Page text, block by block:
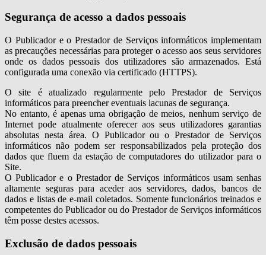
Segurança de acesso a dados pessoais
O Publicador e o Prestador de Serviços informáticos implementam
as precauções necessárias para proteger o acesso aos seus servidores
onde os dados pessoais dos utilizadores são armazenados. Está
configurada uma conexão via certificado (HTTPS).
O site é atualizado regularmente pelo Prestador de Serviços
informáticos para preencher eventuais lacunas de segurança.
No entanto, é apenas uma obrigação de meios, nenhum serviço de
Internet pode atualmente oferecer aos seus utilizadores garantias
absolutas nesta área. O Publicador ou o Prestador de Serviços
informáticos não podem ser responsabilizados pela proteção dos
dados que fluem da estação de computadores do utilizador para o
Site.
O Publicador e o Prestador de Serviços informáticos usam senhas
altamente seguras para aceder aos servidores, dados, bancos de
dados e listas de e-mail coletados. Somente funcionários treinados e
competentes do Publicador ou do Prestador de Serviços informáticos
têm posse destes acessos.
Exclusão de dados pessoais